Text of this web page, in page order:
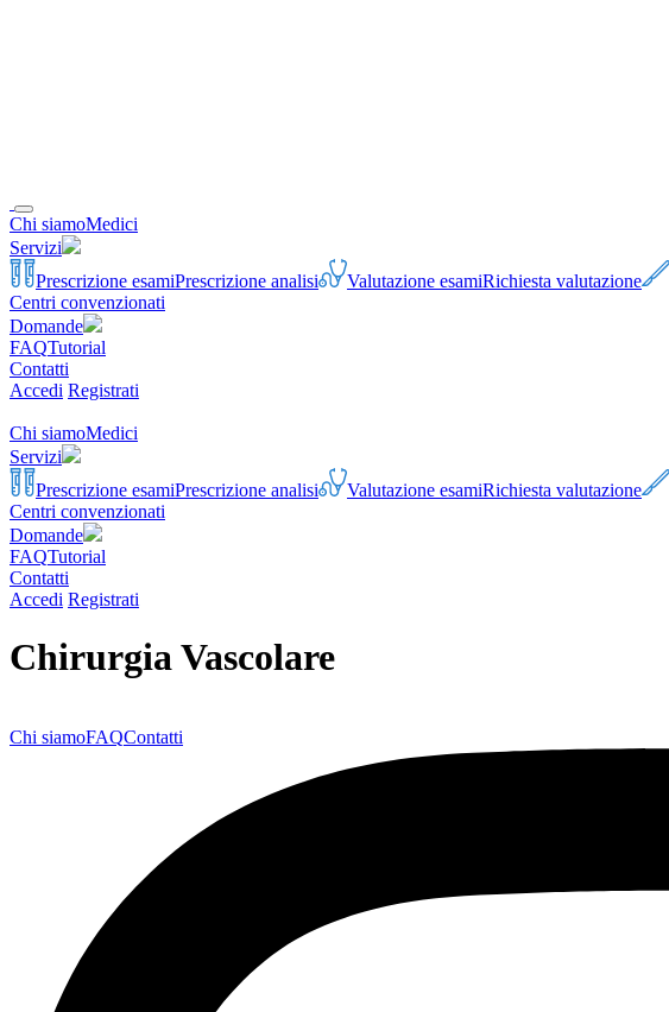
Chi siamoMedici
Servizi
Prescrizione esamiPrescrizione analisi Valutazione esamiRichiesta valutazione
Centri convenzionati
Domande
FAQTutorial
Contatti
Accedi Registrati
Chi siamoMedici
Servizi
Prescrizione esamiPrescrizione analisi Valutazione esamiRichiesta valutazione
Centri convenzionati
Domande
FAQTutorial
Contatti
Accedi Registrati
Chirurgia Vascolare
Chi siamoFAQContatti